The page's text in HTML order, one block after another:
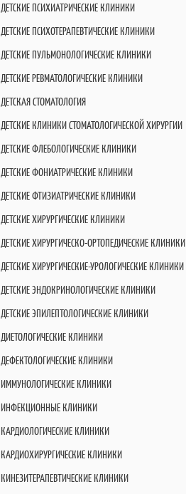
ДЕТСКИЕ ПСИХИАТРИЧЕСКИЕ КЛИНИКИ
ДЕТСКИЕ ПСИХОТЕРАПЕВТИЧЕСКИЕ КЛИНИКИ
ДЕТСКИЕ ПУЛЬМОНОЛОГИЧЕСКИЕ КЛИНИКИ
ДЕТСКИЕ РЕВМАТОЛОГИЧЕСКИЕ КЛИНИКИ
ДЕТСКАЯ СТОМАТОЛОГИЯ
ДЕТСКИЕ КЛИНИКИ СТОМАТОЛОГИЧЕСКОЙ ХИРУРГИИ
ДЕТСКИЕ ФЛЕБОЛОГИЧЕСКИЕ КЛИНИКИ
ДЕТСКИЕ ФОНИАТРИЧЕСКИЕ КЛИНИКИ
ДЕТСКИЕ ФТИЗИАТРИЧЕСКИЕ КЛИНИКИ
ДЕТСКИЕ ХИРУРГИЧЕСКИЕ КЛИНИКИ
ДЕТСКИЕ ХИРУРГИЧЕСКО-ОРТОПЕДИЧЕСКИЕ КЛИНИКИ
ДЕТСКИЕ ХИРУРГИЧЕСКИЕ-УРОЛОГИЧЕСКИЕ КЛИНИКИ
ДЕТСКИЕ ЭНДОКРИНОЛОГИЧЕСКИЕ КЛИНИКИ
ДЕТСКИЕ ЭПИЛЕПТОЛОГИЧЕСКИЕ КЛИНИКИ
ДИЕТОЛОГИЧЕСКИЕ КЛИНИКИ
ДЕФЕКТОЛОГИЧЕСКИЕ КЛИНИКИ
ИММУНОЛОГИЧЕСКИЕ КЛИНИКИ
ИНФЕКЦИОННЫЕ КЛИНИКИ
КАРДИОЛОГИЧЕСКИЕ КЛИНИКИ
КАРДИОХИРУРГИЧЕСКИЕ КЛИНИКИ
КИНЕЗИТЕРАПЕВТИЧЕСКИЕ КЛИНИКИ